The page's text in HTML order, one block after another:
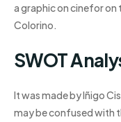
a graphic on cinefor on
Colorino.
SWOT
It was made by Iñigo
may be confused with